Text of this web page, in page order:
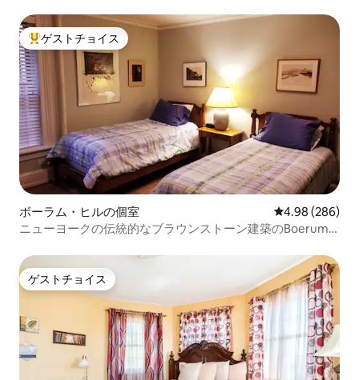
大好評のゲストチョイスです。
ゲストチョイス
ボーラム・ヒルの個室 レビュー286
4.98 (286)
ニューヨークの伝統的なブラウンストーン建築のBoerum
ゲストチョイス
ゲストチョイス